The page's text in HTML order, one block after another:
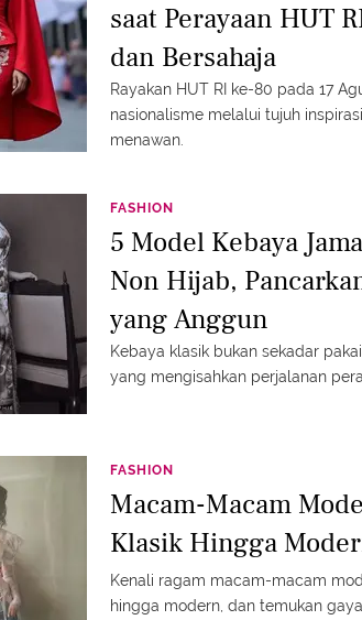
saat Perayaan HUT
dan Bersahaja
Rayakan HUT RI ke-80 pada 17
nasionalisme melalui tujuh
menawan.
FASHION
5 Model Kebaya
Non Hijab,
yang Anggun
Kebaya klasik bukan sekadar
yang mengisahkan perjalanan
FASHION
Macam-Macam
Klasik Hingga
Kenali ragam macam-macam
hingga modern, dan temukan